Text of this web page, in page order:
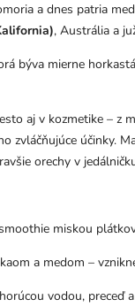
a dnes patria
, Austrália a
býva mierne
aj v kozmetike – z
zvláčňujúce účinky.
orechy v
miskou
a medom –
vodou, preceď